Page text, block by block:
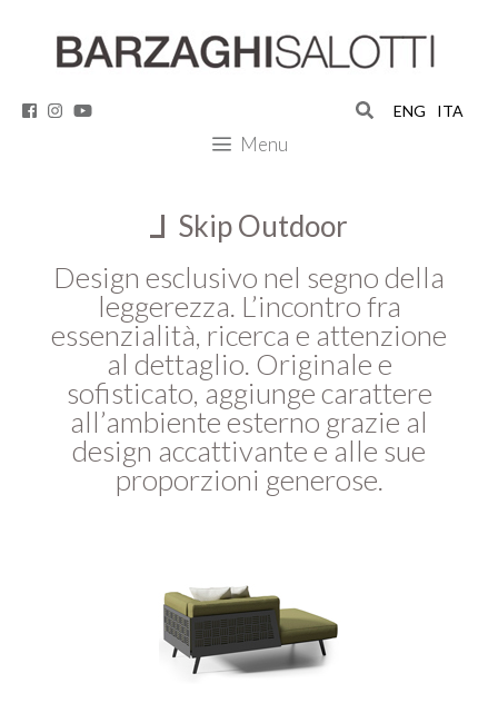
contenuto
ITA
ENG
Menu
Skip Outdoor
Design esclusivo nel segno della
leggerezza. L’incontro fra
essenzialità, ricerca e attenzione
al dettaglio. Originale e
sofisticato, aggiunge carattere
all’ambiente esterno grazie al
design accattivante e alle sue
proporzioni generose.